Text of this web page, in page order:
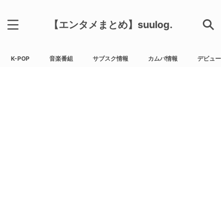
【エンタメまとめ】suulog.
K-POP 音楽番組 サブスク情報 カムバ情報 デビュ